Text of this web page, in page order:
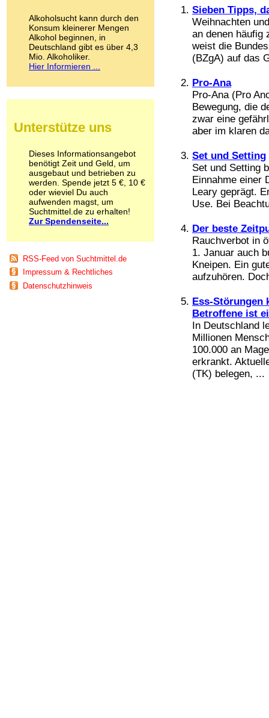
Sieben Tipps,
Weihnachten
an denen häufig
weist die
(BZgA) auf das
Pro-Ana
Pro-Ana (Pro
Bewegung, die
zwar eine
aber im klaren
Set und Setting
Set und Setting
Einnahme einer
Leary geprägt.
Use. Bei
Der beste
Rauchverbot in
1. Januar auch
Kneipen. Ein
aufzuhören.
Ess-Störungen
Betroffene ist
In Deutschland
Millionen
100.000 an
erkrankt.
(TK) belegen, ...
LSD
Marihuana
Medikamente
Meskalin
Metamphetamin
Methadon
Pilze
Psychopharmaka
Schlafmittel
Schmerzmittel
Schnüffelstoffe
Spice
Sucht / Süchte
Alkoholsucht
Co-Abhängigkeit
Computersucht
Ess-Brechsucht
Essstörungen
Fernsehsucht
Alkoholsucht kann durch den
Konsum kleinerer Mengen
Alkohol beginnen, in
Deutschland gibt es über 4,3
Mio. Alkoholiker.
Hier Informieren ...
Unterstütze uns
Dieses Informationsangebot
benötigt Zeit und Geld, um
ausgebaut und betrieben zu
werden. Spende jetzt 5 €, 10 €
oder wieviel Du auch
aufwenden magst, um
Suchtmittel.de zu erhalten!
Zur Spendenseite...
RSS-Feed von Suchtmittel.de
Impressum & Rechtliches
Datenschutzhinweis